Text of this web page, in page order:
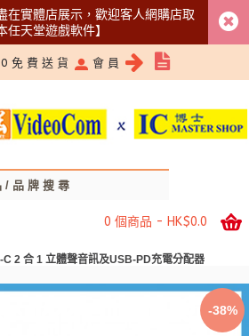
在實體店展示，歡迎客人網購店取
任天堂遊戲軟件】
5366 1340
免 費 送 貨 會 員
0 個商品 - HK$0.0
2 合 1 立體聲音訊及USB-PD充電分配器
-38%